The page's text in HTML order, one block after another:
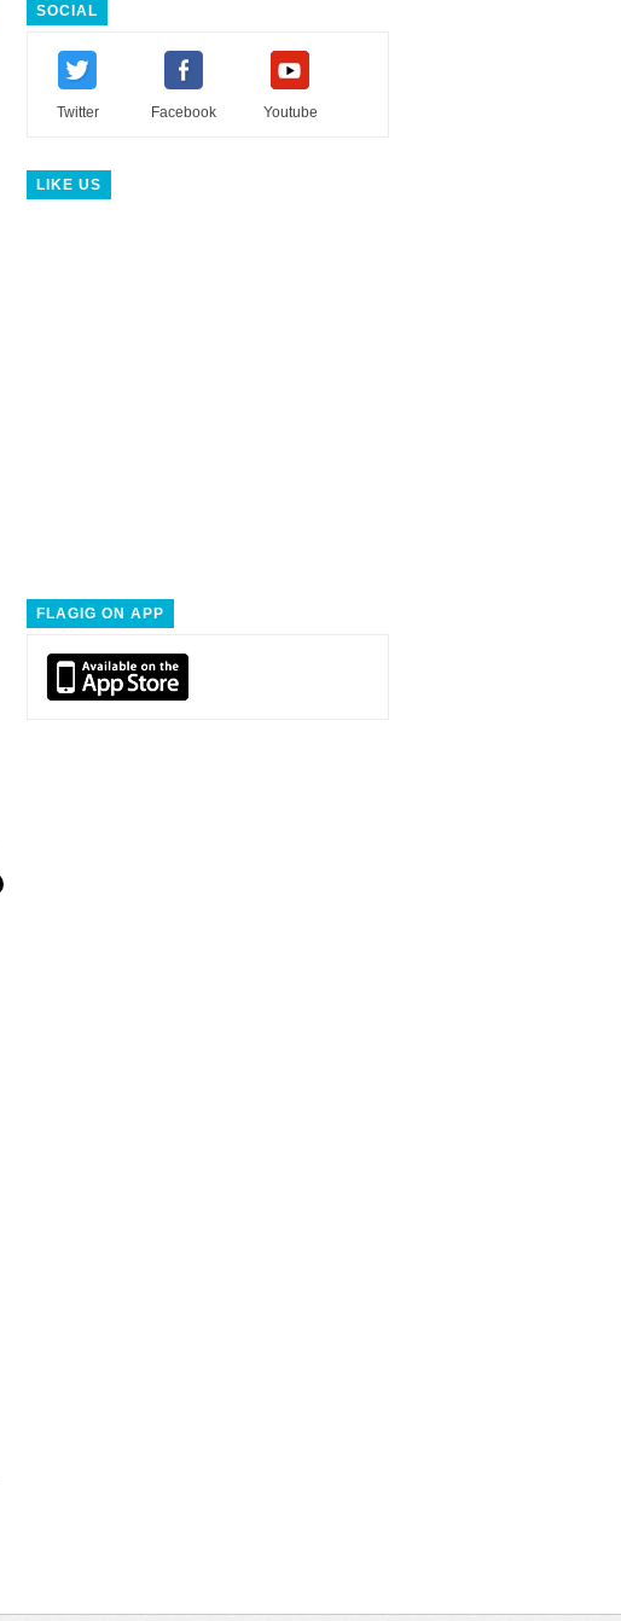
SOCIAL
Twitter Facebook Youtube
LIKE US
FLAGIG ON APP